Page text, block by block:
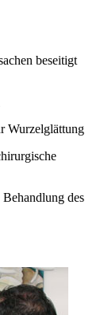
beseitigt
Wurzelglättung
des